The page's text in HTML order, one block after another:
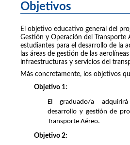
Objetivos
El objetivo educativo general del
Gestión y Operación del Transporte
estudiantes para el desarrollo de la
las áreas de gestión de las
infraestructuras y servicios del
Más concretamente, los objetivos
Objetivo 1:
El graduado/a
desarrollo y gestión de
Transporte Aéreo.
Objetivo 2: